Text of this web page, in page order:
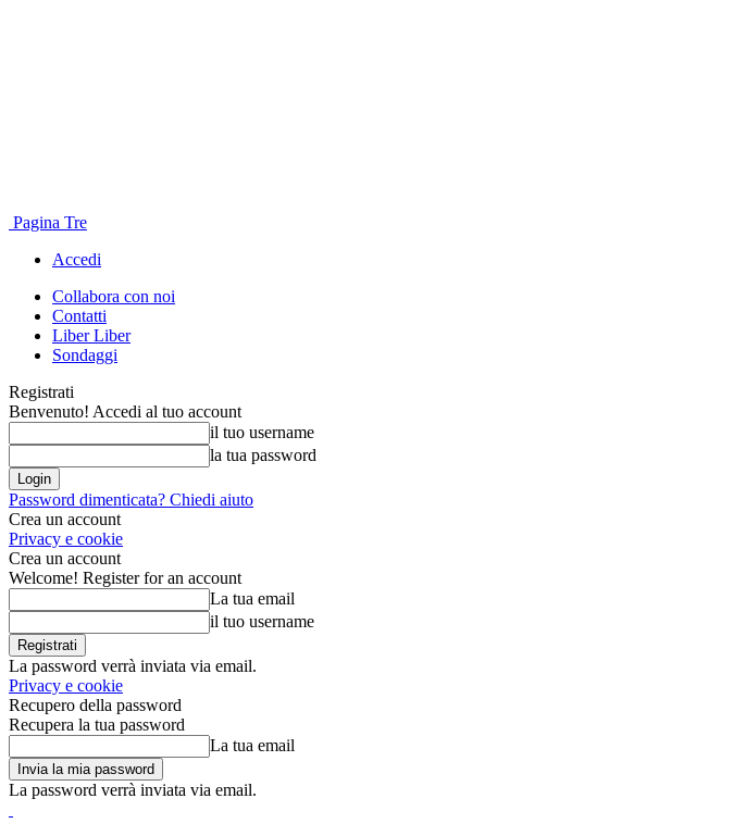
Pagina Tre
Accedi
Collabora con noi
Contatti
Liber Liber
Sondaggi
Registrati
Benvenuto! Accedi al tuo account
il tuo username
la tua password
Password dimenticata? Chiedi aiuto
Crea un account
Privacy e cookie
Crea un account
Welcome! Register for an account
La tua email
il tuo username
La password verrà inviata via email.
Privacy e cookie
Recupero della password
Recupera la tua password
La tua email
La password verrà inviata via email.